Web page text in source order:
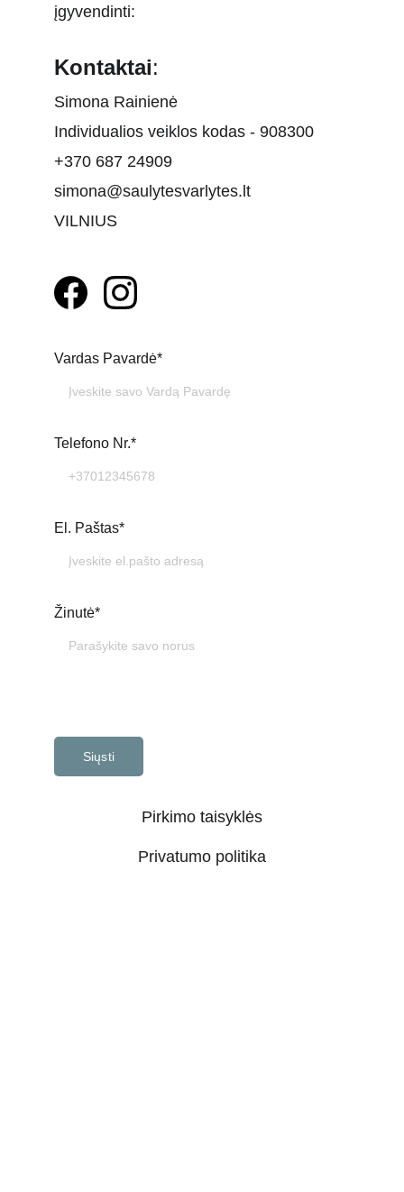
įgyvendinti:
Kontaktai:
Simona Rainienė
Individualios veiklos kodas - 908300
+370 687 24909
simona@saulytesvarlytes.lt
VILNIUS
Vardas Pavardė*
Telefono Nr.*
El. Paštas*
Žinutė*
Siųsti
Privatumo politika
Pirkimo taisyklės